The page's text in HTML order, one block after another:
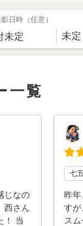
日時 （任意）
一覧
じなの
西さん
！ 当
七
昨
すが
ス